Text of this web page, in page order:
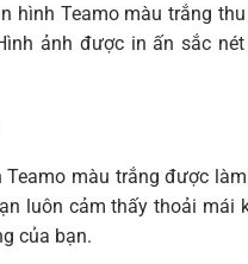
hình Teamo màu trắng
ảnh được in ấn sắc
màu trắng được
luôn cảm thấy thoải
của bạn.